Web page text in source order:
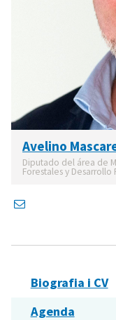
Avelino
Diputado del área de
Forestales y Desarrollo
Biografia i CV
Agenda